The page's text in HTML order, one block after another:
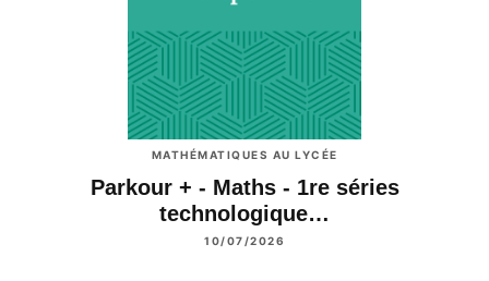
MATHÉMATIQUES AU LYCÉE
Parkour + - Maths - 1re séries
technologique…
10/07/2026